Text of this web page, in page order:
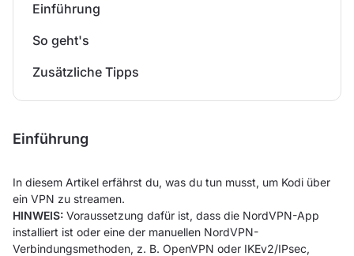
Einführung
So geht's
Zusätzliche Tipps
Einführung
In diesem Artikel erfährst du, was du tun musst, um Kodi über
ein VPN zu streamen.
HINWEIS: Voraussetzung dafür ist, dass die NordVPN-App
installiert ist oder eine der manuellen NordVPN-
Verbindungsmethoden, z. B. OpenVPN oder IKEv2/IPsec,